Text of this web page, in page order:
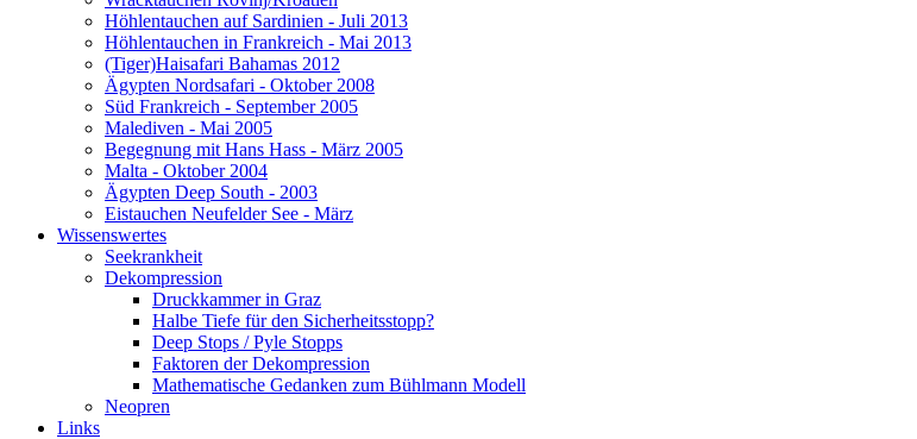
Höhlentauchen auf Sardinien - Juli 2013
Höhlentauchen in Frankreich - Mai 2013
(Tiger)Haisafari Bahamas 2012
Ägypten Nordsafari - Oktober 2008
Süd Frankreich - September 2005
Malediven - Mai 2005
Begegnung mit Hans Hass - März 2005
Malta - Oktober 2004
Ägypten Deep South - 2003
Eistauchen Neufelder See - März
Wissenswertes
Seekrankheit
Dekompression
Druckkammer in Graz
Halbe Tiefe für den Sicherheitsstopp?
Deep Stops / Pyle Stopps
Faktoren der Dekompression
Mathematische Gedanken zum Bühlmann Modell
Neopren
Links